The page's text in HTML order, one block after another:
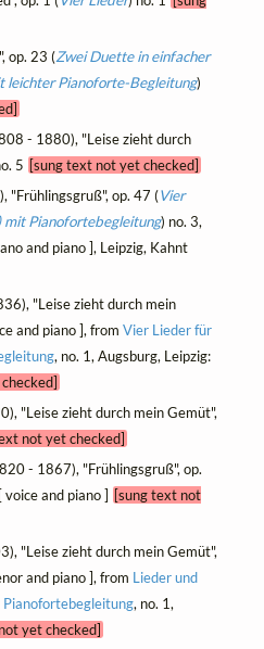
op. 23 (Zwei Duette in einfacher
leichter Pianoforte-Begleitung)
- 1880), "Leise zieht durch
5 [sung text not yet checked]
"Frühlingsgruß", op. 47 (Vier
mit Pianofortebegleitung) no. 3,
and piano ], Leipzig, Kahnt
"Leise zieht durch mein
and piano ], from Vier Lieder für
, no. 1, Augsburg, Leipzig:
"Leise zieht durch mein Gemüt",
not yet checked]
- 1867), "Frühlingsgruß", op.
voice and piano ] [sung text not
"Leise zieht durch mein Gemüt",
and piano ], from Lieder und
, no. 1,
yet checked]